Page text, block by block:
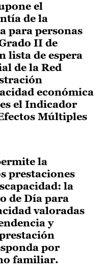
el
de la
para personas
II de
lista de espera
de la Red
económica
el Indicador
Múltiples
la
prestaciones
la
de Día para
valoradas
y
por
familiar.